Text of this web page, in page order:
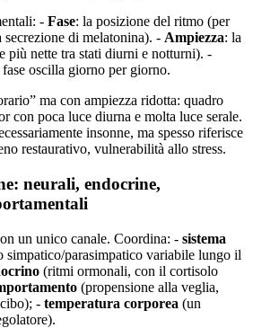
- Fase: la posizione del ritmo (per
di melatonina). - Ampiezza: la
più nette tra stati diurni e notturni). -
oscilla giorno per giorno.
ma con ampiezza ridotta: quadro
con poca luce diurna e molta luce serale.
insonne, ma spesso riferisce
restaurativo, vulnerabilità allo stress.
neurali, endocrine,
un unico canale. Coordina: - sistema
simpatico/parasimpatico variabile lungo il
(ritmi ormonali, con il cortisolo
(propensione alla veglia,
- temperatura corporea (un